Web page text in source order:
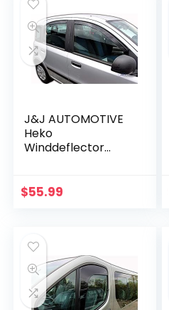
J&J AUTOMOTIVE
Heko
Winddeflector
Panda 2003-2012
$55.99